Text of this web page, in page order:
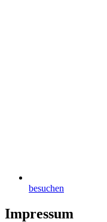
besuchen
Impressum